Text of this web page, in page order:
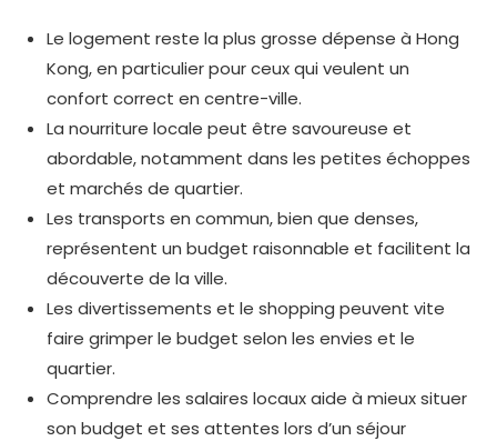
Le logement reste la plus grosse dépense à Hong
Kong, en particulier pour ceux qui veulent un
confort correct en centre-ville.
La nourriture locale peut être savoureuse et
abordable, notamment dans les petites échoppes
et marchés de quartier.
Les transports en commun, bien que denses,
représentent un budget raisonnable et facilitent la
découverte de la ville.
Les divertissements et le shopping peuvent vite
faire grimper le budget selon les envies et le
quartier.
Comprendre les salaires locaux aide à mieux situer
son budget et ses attentes lors d’un séjour